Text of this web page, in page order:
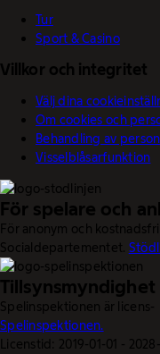
Tur
Sport & Casino
Villkor och integritet
Välj dina
Om cookies och
Behandling av
Visselblåsarfunktion
För spelare och
För anonym och
Socialdepartementet.
Spelinspektionen är
Spelinspektionen.
Licenstid: 2019-01-01 - 2028-